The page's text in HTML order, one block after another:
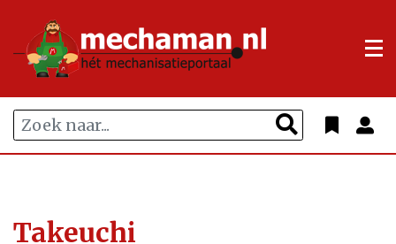
Takeuchi